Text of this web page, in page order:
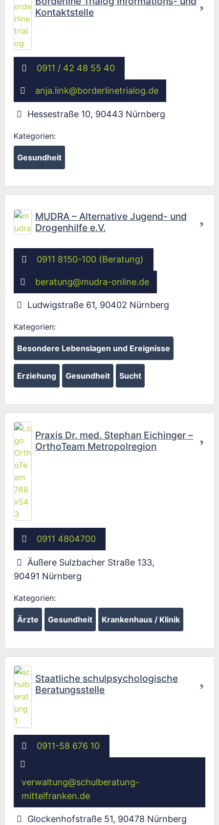
Kontaktstelle
0911 / 42 48 55 40
anja.link@borderlinetrialog.de
Hessestraße 10, 90443 Nürnberg
Kategorien:
Gesundheit
MUDRA – Alternative Jugend- und
Drogenhilfe e.V.
0911 8150-100 (Beratung)
beratung@mudra-online.de
Ludwigstraße 61, 90402 Nürnberg
Kategorien:
Besondere Lebenslagen und Ereignisse
Erziehung Gesundheit Sucht
Praxis Dr. med. Stephan Eichinger –
OrthoTeam Metropolregion
0911 4804700
Äußere Sulzbacher Straße 133,
90491 Nürnberg
Kategorien:
Ärzte Gesundheit Krankenhaus / Klinik
Staatliche schulpsychologische
Beratungsstelle
0911-58 676 10
verwaltung@schulberatung-
mittelfranken.de
Glockenhofstraße 51, 90478 Nürnberg